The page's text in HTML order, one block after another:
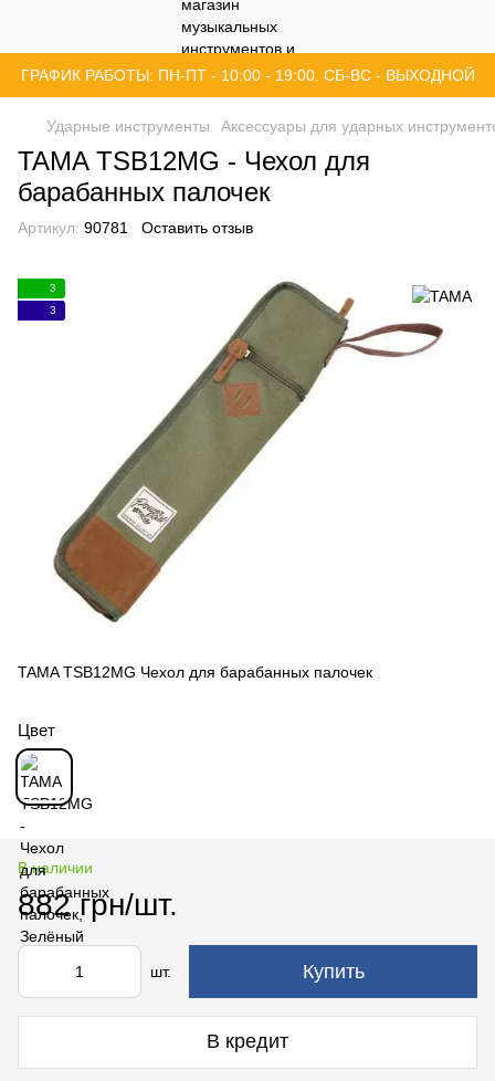
ГРАФИК РАБОТЫ: ПН-ПТ - 10:00 - 19:00. СБ-ВС - ВЫХОДНОЙ
Ударные инструменты Аксессуары для ударных
TAMA TSB12MG - Чехол для
барабанных палочек
Артикул: 90781 Оставить отзыв
3
3
TAMA TSB12MG Чехол для барабанных палочек
Цвет
В наличии
882 грн/шт.
шт. Купить
В кредит